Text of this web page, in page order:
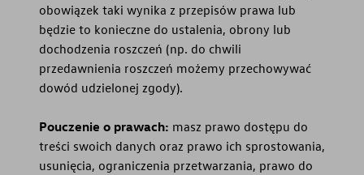
obowiązek taki wynika z przepisów prawa lub
będzie to konieczne do ustalenia, obrony lub
dochodzenia roszczeń (np. do chwili
przedawnienia roszczeń możemy przechowywać
dowód udzielonej zgody).
Pouczenie o prawach: masz prawo dostępu do
treści swoich danych oraz prawo ich sprostowania,
usunięcia, ograniczenia przetwarzania, prawo do